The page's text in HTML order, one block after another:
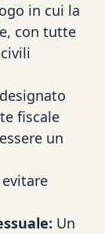
in cui la
con tutte
fiscale
un
Un